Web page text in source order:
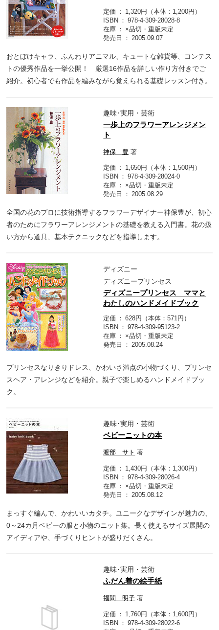
定価
1,320円（本体：1,200円）
ISBN
978-4-309-28028-8
在庫
×品切・重版未定
発売日
2005.09.07
おとぼけキャラ、ふんわりアニマル、キュートな雑貨等、コンテス
トの優秀作品を一挙公開！ 厳選16作品を詳しい作り方付きでご
紹介。初心者でも作品を編みながら覚えられる基礎レッスン付き。
趣味･実用・芸術
一歩上のフラワーアレンジメン
ト
神保 豊 著
定価
1,650円（本体：1,500円）
ISBN
978-4-309-28024-0
在庫
×品切・重版未定
発売日
2005.08.29
全国の花のプロに技術指導するフラワーデザイナー神保豊が、初心
者のためにフラワーアレンジメントの基礎を教える入門書。花の扱
い方から道具、基本テクニックなどを指導します。
ディズニー
ディズニープリンセス
ディズニープリンセス ママと
わたしのハンドメイドブック
定価
628円（本体：571円）
ISBN
978-4-309-95123-2
在庫
×品切・重版未定
発売日
2005.08.24
プリンセスなりきりドレス、かわいさ満点の小物づくり、プリンセ
スヘア・アレンジなどを紹介。親子で楽しめるハンドメイドブッ
ク。
趣味･実用・芸術
ベビーニットの本
渡部 サト 著
定価
1,430円（本体：1,300円）
ISBN
978-4-309-28026-4
在庫
×品切・重版未定
発売日
2005.08.12
まっすぐ編んで、かわいいカタチ。ユニークなデザインが魅力の、
0～24カ月ベビーの服と小物のニット集。長く使えるサイズ展開の
アイディアや、手づくりヒントが盛りだくさん。
趣味･実用・芸術
ふだん着の絵手紙
福間 明子 著
定価
1,760円（本体：1,600円）
ISBN
978-4-309-28022-6